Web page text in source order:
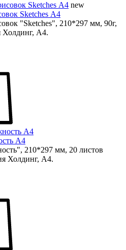
new
Sketches А4
"Sketches", 210*297 мм, 90г,
Холдинг, А4.
А4
210*297 мм, 20 листов
Холдинг, А4.